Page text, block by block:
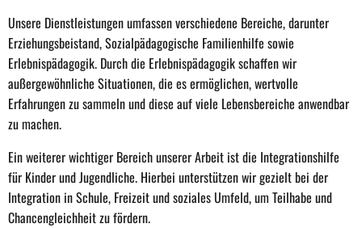
Unsere Dienstleistungen umfassen verschiedene Bereiche, darunter
Erziehungsbeistand, Sozialpädagogische Familienhilfe sowie
Erlebnispädagogik. Durch die Erlebnispädagogik schaffen wir
außergewöhnliche Situationen, die es ermöglichen, wertvolle
Erfahrungen zu sammeln und diese auf viele Lebensbereiche anwendbar
zu machen.
Ein weiterer wichtiger Bereich unserer Arbeit ist die Integrationshilfe
für Kinder und Jugendliche. Hierbei unterstützen wir gezielt bei der
Integration in Schule, Freizeit und soziales Umfeld, um Teilhabe und
Chancengleichheit zu fördern.